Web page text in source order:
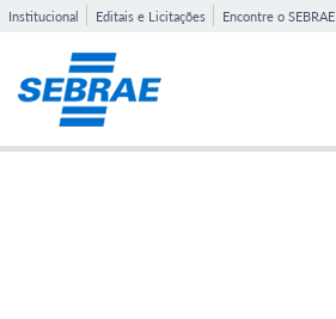
Institucional Editais e Licitações Encontre o SEBRAE